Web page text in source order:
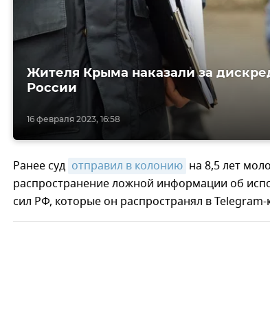
16 февраля 2023, 16:58
Жителя Крыма наказали за
России
Ранее суд отправил в колонию на 8,5 лет
распространение ложной информации об
сил РФ, которые он распространял в Telegram-